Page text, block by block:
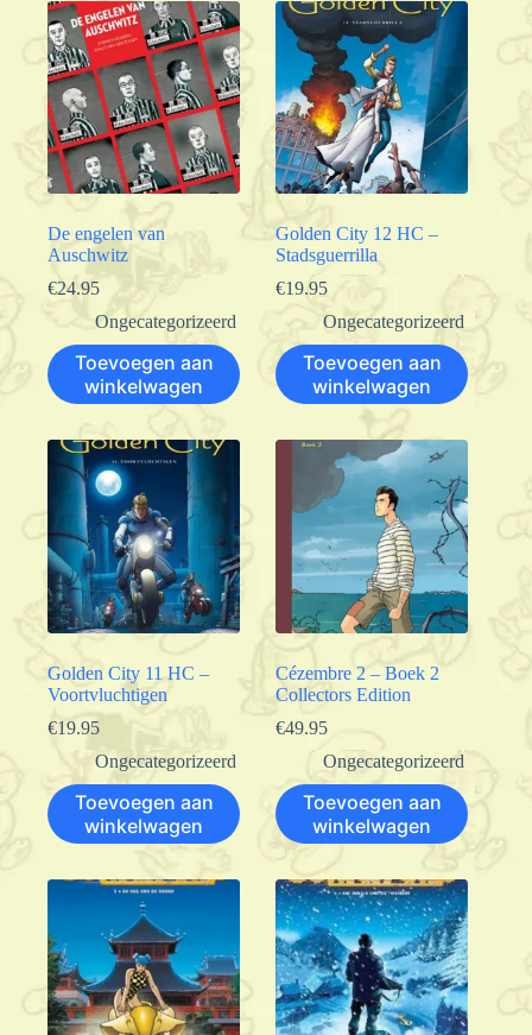
De engelen van
Auschwitz
€24.95
Ongecategorizeerd
Toevoegen aan
winkelwagen
Golden City 12 HC –
Stadsguerrilla
€19.95
Ongecategorizeerd
Toevoegen aan
winkelwagen
Golden City 11 HC –
Voortvluchtigen
€19.95
Ongecategorizeerd
Toevoegen aan
winkelwagen
Cézembre 2 – Boek 2
Collectors Edition
€49.95
Ongecategorizeerd
Toevoegen aan
winkelwagen